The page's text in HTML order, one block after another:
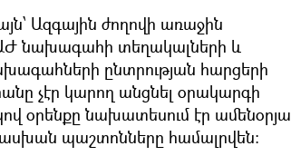
Ազգային ժողովի առաջին
նախագահի տեղակալների և
ընտրության հարցերի
չէր կարող անցնել օրակարգի
օրենքը նախատեսում էր ամենօրյա
պաշտոնները համալրվեն։